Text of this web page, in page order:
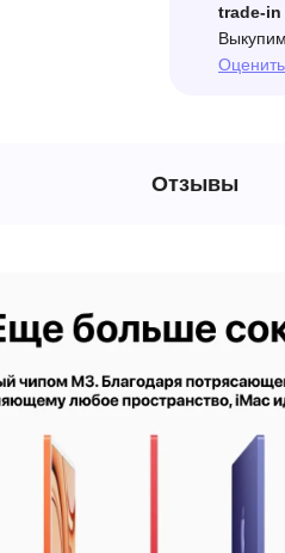
trade-in
Оценить
Отзывы